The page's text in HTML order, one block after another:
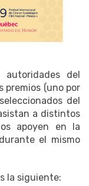
autoridades del
premios (uno por
del
a distintos
apoyen en la
el mismo
la siguiente: